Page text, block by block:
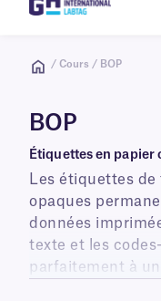
/ Cours / BOP
BOP
Étiquettes en papier
Les étiquettes
opaques
données
texte et les
parfaitement à
laboratoires et